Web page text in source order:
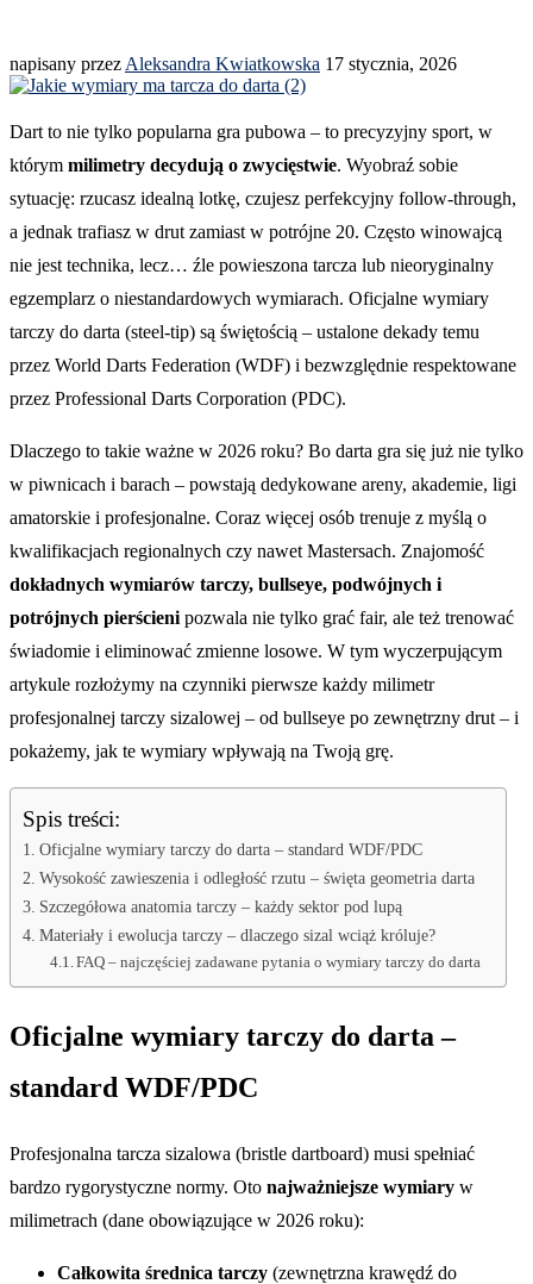
napisany przez Aleksandra Kwiatkowska 17 stycznia, 2026
Dart to nie tylko popularna gra pubowa – to precyzyjny sport, w
którym milimetry decydują o zwycięstwie. Wyobraź sobie
sytuację: rzucasz idealną lotkę, czujesz perfekcyjny follow-through,
a jednak trafiasz w drut zamiast w potrójne 20. Często winowajcą
nie jest technika, lecz… źle powieszona tarcza lub nieoryginalny
egzemplarz o niestandardowych wymiarach. Oficjalne wymiary
tarczy do darta (steel-tip) są świętością – ustalone dekady temu
przez World Darts Federation (WDF) i bezwzględnie respektowane
przez Professional Darts Corporation (PDC).
Dlaczego to takie ważne w 2026 roku? Bo darta gra się już nie tylko
w piwnicach i barach – powstają dedykowane areny, akademie, ligi
amatorskie i profesjonalne. Coraz więcej osób trenuje z myślą o
kwalifikacjach regionalnych czy nawet Mastersach. Znajomość
dokładnych wymiarów tarczy, bullseye, podwójnych i
potrójnych pierścieni pozwala nie tylko grać fair, ale też trenować
świadomie i eliminować zmienne losowe. W tym wyczerpującym
artykule rozłożymy na czynniki pierwsze każdy milimetr
profesjonalnej tarczy sizalowej – od bullseye po zewnętrzny drut – i
pokażemy, jak te wymiary wpływają na Twoją grę.
Spis treści:
Oficjalne wymiary tarczy do darta – standard WDF/PDC
Wysokość zawieszenia i odległość rzutu – święta geometria darta
Szczegółowa anatomia tarczy – każdy sektor pod lupą
Materiały i ewolucja tarczy – dlaczego sizal wciąż króluje?
FAQ – najczęściej zadawane pytania o wymiary tarczy do darta
Oficjalne wymiary tarczy do darta –
standard WDF/PDC
Profesjonalna tarcza sizalowa (bristle dartboard) musi spełniać
bardzo rygorystyczne normy. Oto najważniejsze wymiary w
milimetrach (dane obowiązujące w 2026 roku):
Całkowita średnica tarczy (zewnętrzna krawędź do